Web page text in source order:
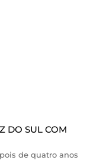
DO SUL COM
de quatro anos